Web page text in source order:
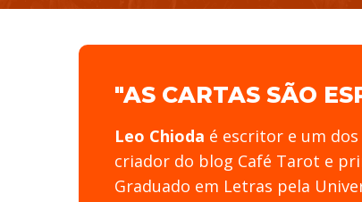
"AS CARTAS SÃO
Leo Chioda é escritor e um
criador do blog Café Tarot e
Graduado em Letras pela